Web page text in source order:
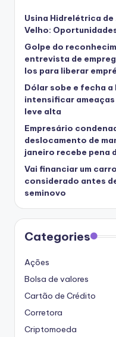
Usina Hidrelétrica
Velho:
Golpe do
entrevista de
los para liberar
Dólar sobe e fecha a
intensificar
leve alta
Empresário
deslocamento de
janeiro recebe pena
Vai financiar um
considerado antes
seminovo
Categories
Ações
Bolsa de valores
Cartão de Crédito
Corretora
Criptomoeda